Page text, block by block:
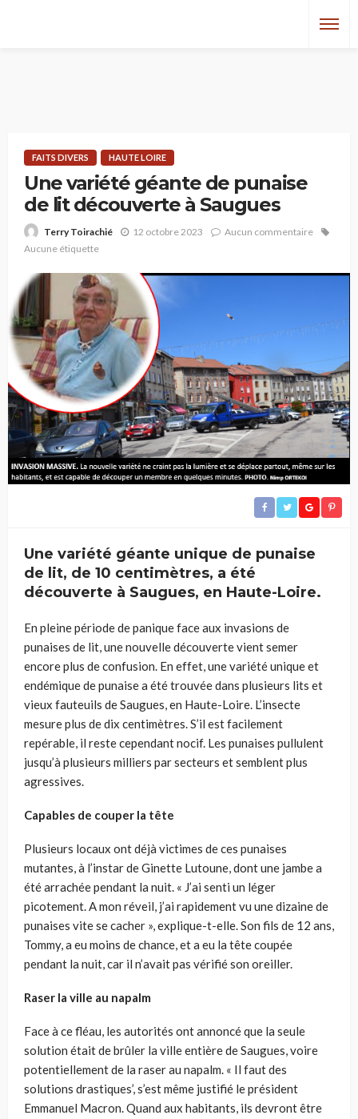
FAITS DIVERS HAUTE LOIRE
Une variété géante de punaise
de lit découverte à Saugues
Terry Toirachié 12 octobre 2023
Aucun commentaire
Aucune étiquette
Une variété géante unique de punaise
de lit, de 10 centimètres, a été
découverte à Saugues, en Haute-Loire.
En pleine période de panique face aux invasions de
punaises de lit, une nouvelle découverte vient semer
encore plus de confusion. En effet, une variété unique et
endémique de punaise a été trouvée dans plusieurs lits et
vieux fauteuils de Saugues, en Haute-Loire. L’insecte
mesure plus de dix centimètres. S’il est facilement
repérable, il reste cependant nocif. Les punaises pullulent
jusqu’à plusieurs milliers par secteurs et semblent plus
agressives.
Capables de couper la tête
Plusieurs locaux ont déjà victimes de ces punaises
mutantes, à l’instar de Ginette Lutoune, dont une jambe a
été arrachée pendant la nuit. « J’ai senti un léger
picotement. A mon réveil, j’ai rapidement vu une dizaine de
punaises vite se cacher », explique-t-elle. Son fils de 12 ans,
Tommy, a eu moins de chance, et a eu la tête coupée
pendant la nuit, car il n’avait pas vérifié son oreiller.
Raser la ville au napalm
Face à ce fléau, les autorités ont annoncé que la seule
solution était de brûler la ville entière de Saugues, voire
potentiellement de la raser au napalm. « Il faut des
solutions drastiques’, s’est même justifié le président
Emmanuel Macron. Quand aux habitants, ils devront être